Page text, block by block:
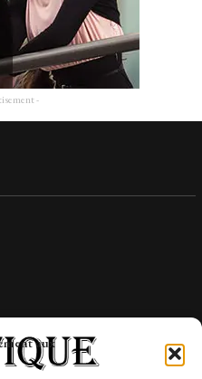
aux
-